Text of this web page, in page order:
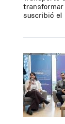
suscribió el